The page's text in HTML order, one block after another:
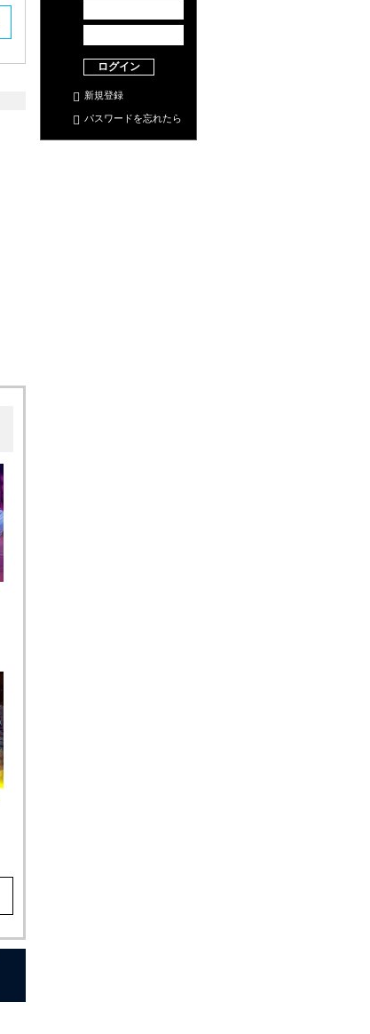
ログイン
新規登録
パスワードを忘れたら